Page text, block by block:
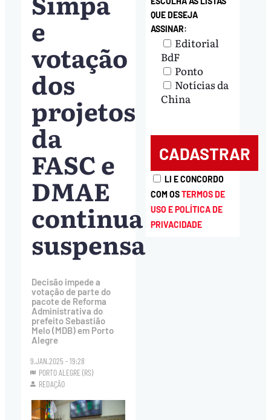
e
votação
dos
projetos
da
FASC e
DMAE
continua
suspensa
Decisão impede a
votação de parte do
pacote de Reforma
Administrativa do
prefeito Sebastião
Melo (MDB) em Porto
Alegre
9.JAN.2025 - 19:28
PORTO ALEGRE (RS)
REDAÇÃO
QUE DESEJA
ASSINAR:
Editorial
BdF
Ponto
Notícias da
China
LI E CONCORDO
COM OSTERMOS DE
USO E POLÍTICA DE
PRIVACIDADE